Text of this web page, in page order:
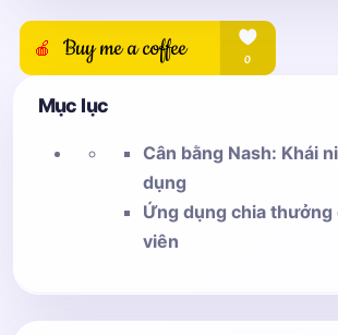
Mục lục
Cân bằng Nash: Khái
dụng
Ứng dụng chia thưởng
viên